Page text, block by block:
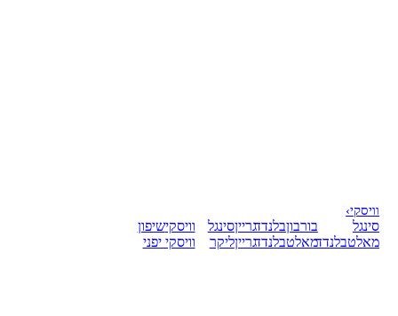
וויסקי›
סינגל
מאלטבלנדד
בורבוןבלנדד
מאלטבלנדד
גרייןסינגל
גרייןליקר
וויסקישיפון
וויסקי יפני